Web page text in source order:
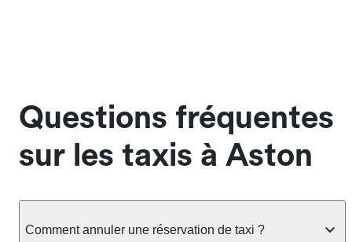
Questions fréquentes
sur les taxis à Aston
Comment annuler une réservation de taxi ?